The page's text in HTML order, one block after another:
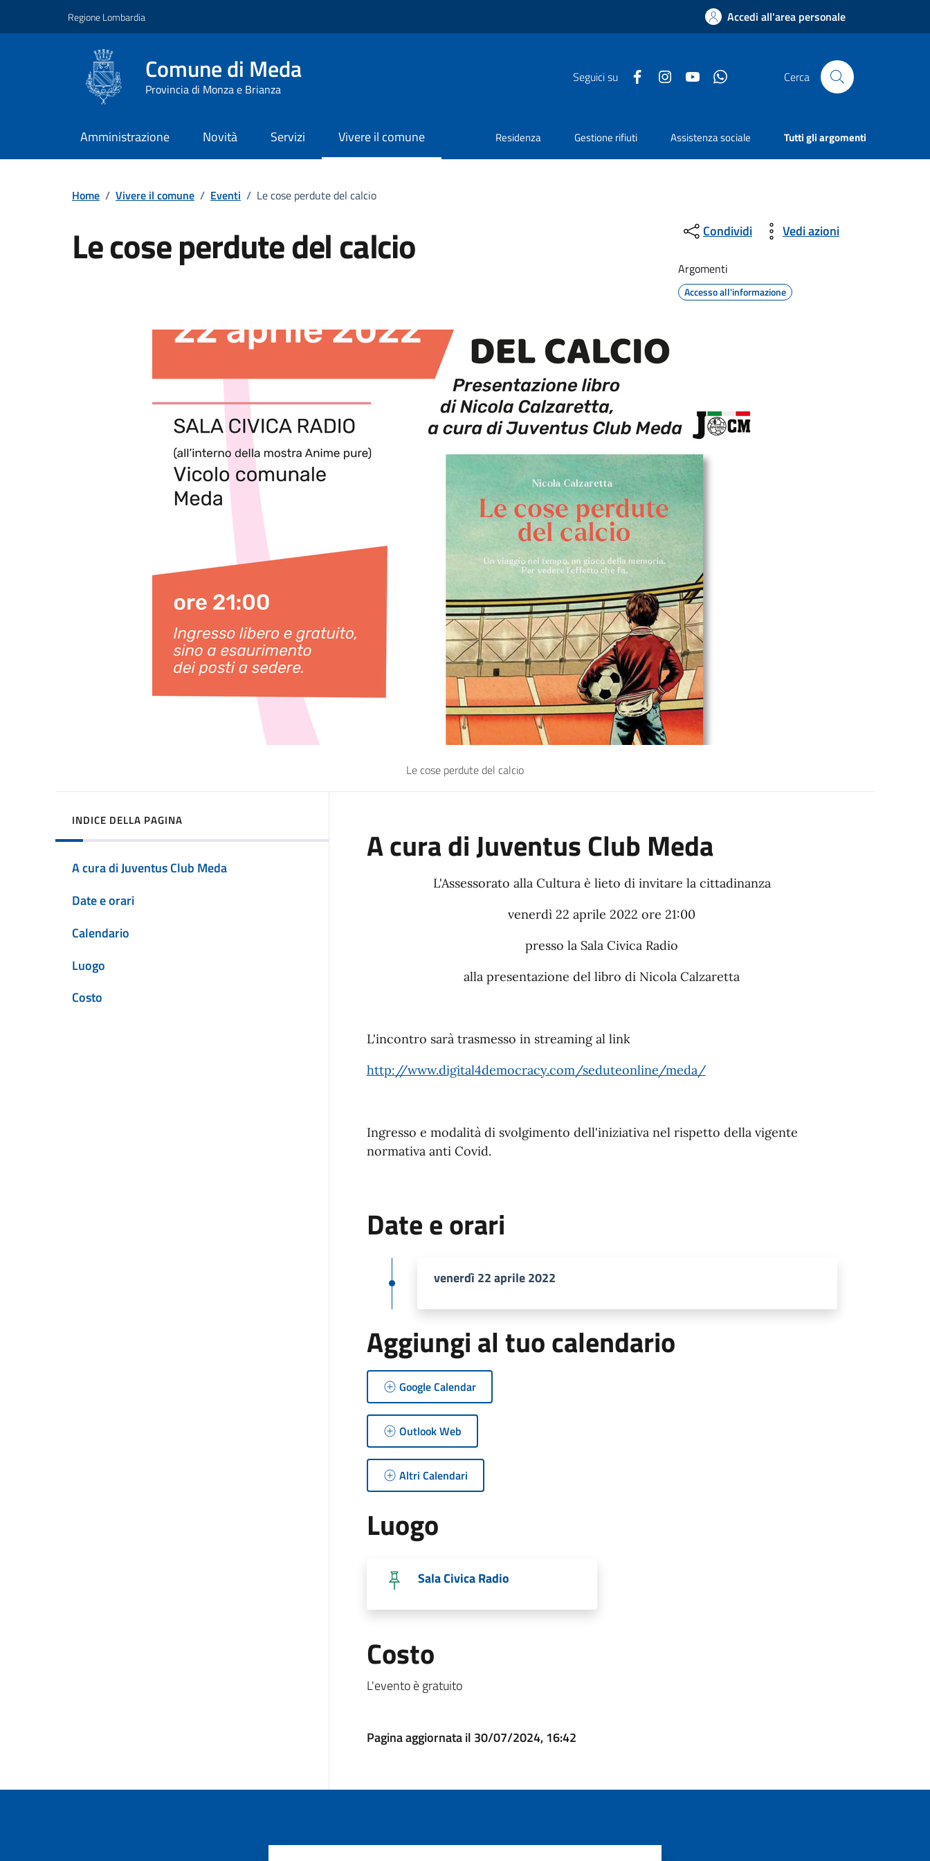
Regione Lombardia Accedi all'area personale
Comune di Meda
Provincia di Monza e Brianza
Seguici su Facebook InstagramYouTube Cerca
Amministrazione Novità Servizi Vivere il comune Residenza Gestione rifiuti Assistenza sociale Tutti gli argomenti
Home / Vivere il comune / Eventi / Le cose perdute del calcio
Le cose perdute del calcio Condividi Vedi azioni
Argomenti
Accesso all'informazione
Le cose perdute del calcio
INDICE DELLA PAGINA
A cura di Juventus Club Meda
Date e orari
Calendario
Luogo
Costo
A cura di Juventus Club Meda
L'Assessorato alla Cultura è lieto di invitare la cittadinanza
venerdì 22 aprile 2022 ore 21:00
presso la Sala Civica Radio
alla presentazione del libro di Nicola Calzaretta
L'incontro sarà trasmesso in streaming al link
http://www.digital4democracy.com/seduteonline/meda/
Ingresso e modalità di svolgimento dell'iniziativa nel rispetto della vigente
normativa anti Covid.
Date e orari
venerdì 22 aprile 2022
Aggiungi al tuo calendario
Google Calendar
Outlook Web
Altri Calendari
Luogo
Sala Civica Radio
Costo
L'evento è gratuito
Pagina aggiornata il 30/07/2024, 16:42